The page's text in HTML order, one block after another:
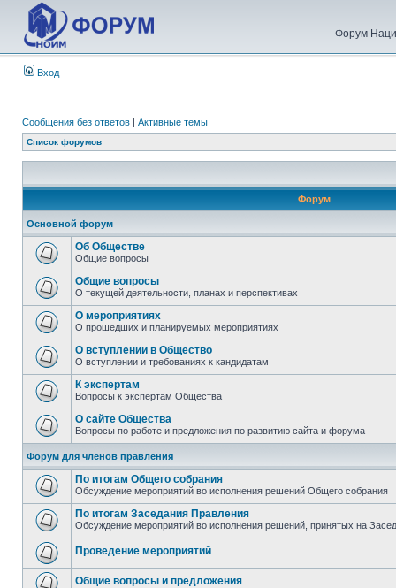
Форум
Вход
Сообщения без ответов | Активные темы
Список форумов
Форум
Основной форум
Об Обществе
Общие вопросы
Общие вопросы
О текущей деятельности, планах и перспективах
О мероприятиях
О прошедших и планируемых мероприятиях
О вступлении в Общество
О вступлении и требованиях к кандидатам
К экспертам
Вопросы к экспертам Общества
О сайте Общества
Вопросы по работе и предложения по развитию сайта и форума
Форум для членов правления
По итогам Общего собрания
Обсуждение мероприятий во исполнения решений Общего собрания
По итогам Заседания Правления
Обсуждение мероприятий во исполнения решений, принятых на
Проведение мероприятий
Общие вопросы и предложения